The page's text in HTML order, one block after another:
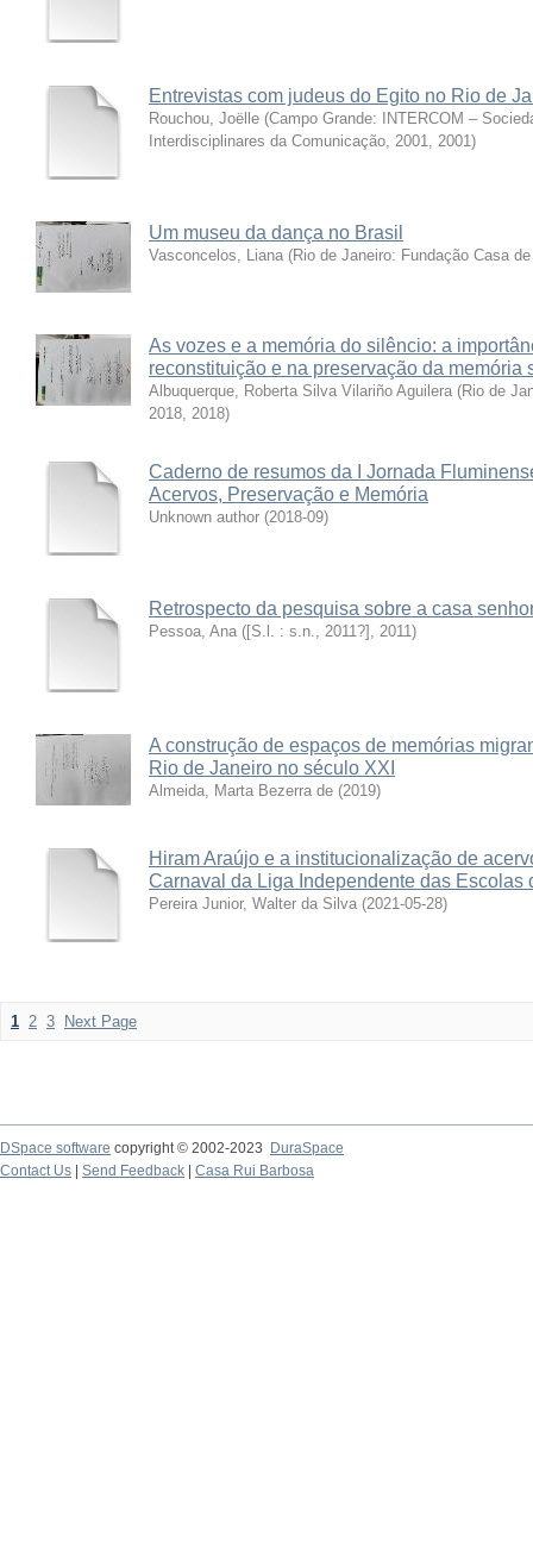
Entrevistas com judeus do Egito no Rio de
Rouchou, Joëlle (Campo Grande: INTERCOM –
Interdisciplinares da Comunicação, 2001, 2001)
Um museu da dança no Brasil
Vasconcelos, Liana (Rio de Janeiro: Fundação Casa
As vozes e a memória do silêncio: a
reconstituição e na preservação da memória
Albuquerque, Roberta Silva Vilariño Aguilera (Rio de
2018, 2018)
Caderno de resumos da I Jornada
Acervos, Preservação e Memória
Unknown author (2018-09)
Retrospecto da pesquisa sobre a casa
Pessoa, Ana ([S.l. : s.n., 2011?] , 2011)
A construção de espaços de memórias
Rio de Janeiro no século XXI
Almeida, Marta Bezerra de (2019)
Hiram Araújo e a institucionalização de
Carnaval da Liga Independente das Escolas
Pereira Junior, Walter da Silva (2021-05-28)
1 2 3 Next Page
DSpace software copyright © 2002-2023
DuraSpace
Contact Us
Send Feedback Casa Rui Barbosa